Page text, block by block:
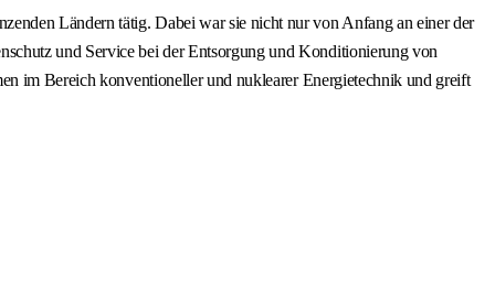
Ländern tätig. Dabei war sie nicht nur von Anfang an einer der
und Service bei der Entsorgung und Konditionierung von
im Bereich konventioneller und nuklearer Energietechnik und greift